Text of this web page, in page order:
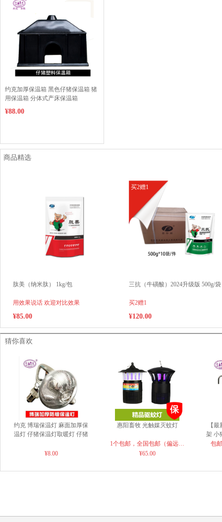
约克加厚保温箱 黑色仔猪保温箱 猪
用保温箱 分体式产床保温箱
¥88.00
商品精选
肽美（纳米肽） 1kg/包
用效果说话 欢迎对比效果
¥85.00
买2赠1
三抗（牛磺酸）2024升级版 500g/袋
买2赠1
¥120.00
猜你喜欢
约克 博瑞保温灯 麻面加厚保
温灯 仔猪保温灯取暖灯 仔猪
¥8.00
惠阳畜牧 光触媒灭蚊灯
1个包邮，全国包邮（偏远地
区除外），默认发申通快递
¥65.00
【
架 小
包